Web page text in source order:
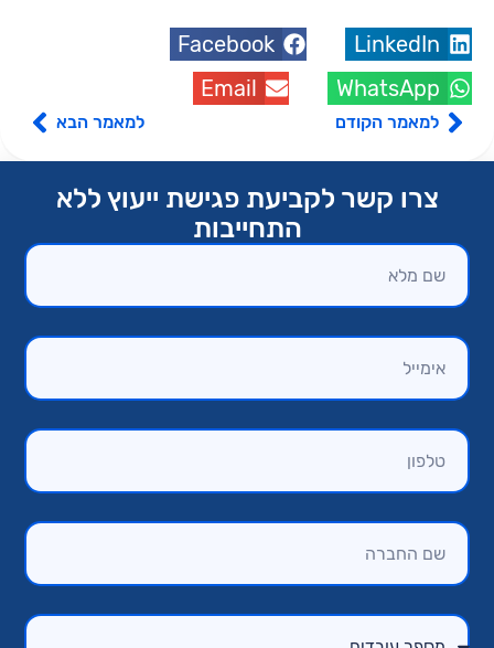
LinkedIn
Facebook
WhatsApp
Email
למאמר הקודם למאמר הבא
צרו קשר לקביעת פגישת ייעוץ ללא
התחייבות​